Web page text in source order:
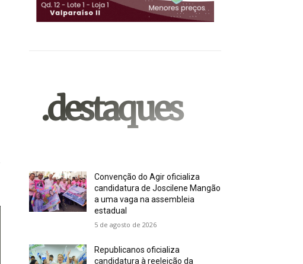
.destaques
Convenção do Agir oficializa
candidatura de Joscilene Mangão
a uma vaga na assembleia
estadual
5 de agosto de 2026
Republicanos oficializa
candidatura à reeleição da